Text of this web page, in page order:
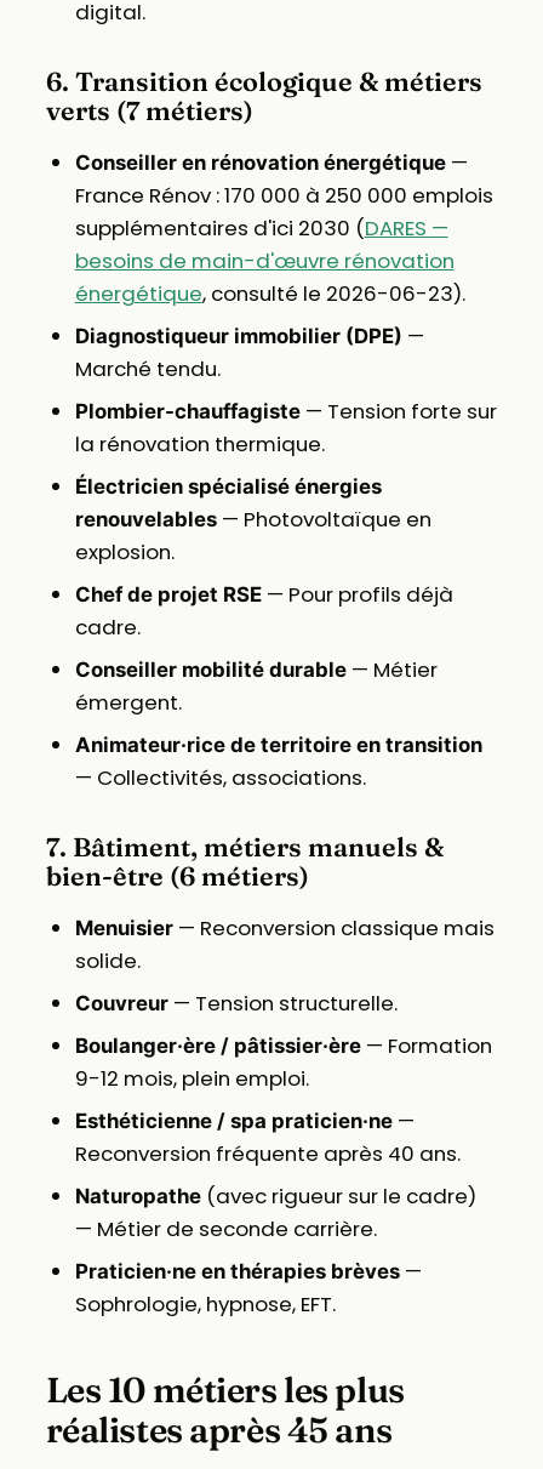
digital.
6. Transition écologique & métiers
verts (7 métiers)
Conseiller en rénovation énergétique—
France Rénov : 170 000 à 250 000 emplois
supplémentaires d'ici 2030 (DARES —
besoins de main-d'œuvre rénovation
énergétique, consulté le 2026-06-23).
Diagnostiqueur immobilier (DPE) —
Marché tendu.
Plombier-chauffagiste— Tension forte sur
la rénovation thermique.
Électricien spécialisé énergies
renouvelables— Photovoltaïque en
explosion.
Chef de projet RSE— Pour profils déjà
cadre.
Conseiller mobilité durable— Métier
émergent.
Animateur·rice de territoire en transition
— Collectivités, associations.
7. Bâtiment, métiers manuels &
bien-être (6 métiers)
Menuisier— Reconversion classique mais
solide.
Couvreur— Tension structurelle.
Boulanger·ère / pâtissier·ère— Formation
9-12 mois, plein emploi.
Esthéticienne / spa praticien·ne—
Reconversion fréquente après 40 ans.
Naturopathe(avec rigueur sur le cadre)
— Métier de seconde carrière.
Praticien·ne en thérapies brèves—
Sophrologie, hypnose, EFT.
Les 10 métiers les plus
réalistes après 45 ans